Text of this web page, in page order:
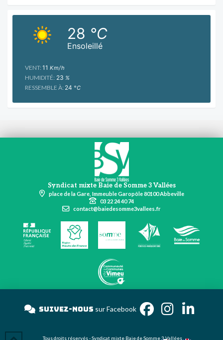
Ensoleillé
28 °C
VENT: 11 Km/h
HUMIDITÉ: 23 %
RESSEMBLE À: 24 °C
Syndicat mixte Baie de Somme 3 Vallées
place de la Gare, Immeuble Garopôle 80100 Abbeville
03 22 24 40 74
contact@baiedesomme3vallees.fr
Suivez-nous sur Faceboo
Tous droits réservés - Syndicat mixte Baie de Somme 3 Vallées